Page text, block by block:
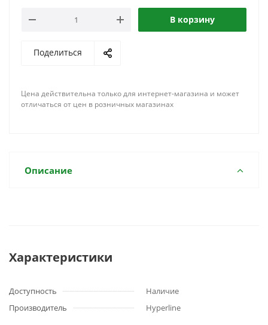
В корзину
Поделиться
Цена действительна только для интернет-магазина и может
отличаться от цен в розничных магазинах
Описание
Характеристики
Доступность
Наличие
Производитель
Hyperline